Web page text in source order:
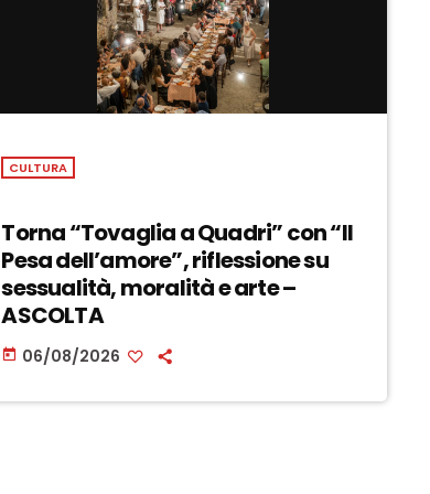
CULTURA
Torna “Tovaglia a Quadri” con “Il
Pesa dell’amore”, riflessione su
sessualità, moralità e arte –
ASCOLTA
today 06/08/2026